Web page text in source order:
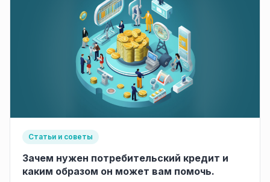
Статьи и советы
Зачем нужен потребительский кредит и
каким образом он может вам помочь.